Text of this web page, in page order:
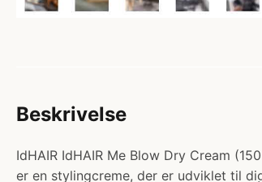
Beskrivelse
IdHAIR IdHAIR Me Blow Dry Cream
er en stylingcreme, der er udviklet til